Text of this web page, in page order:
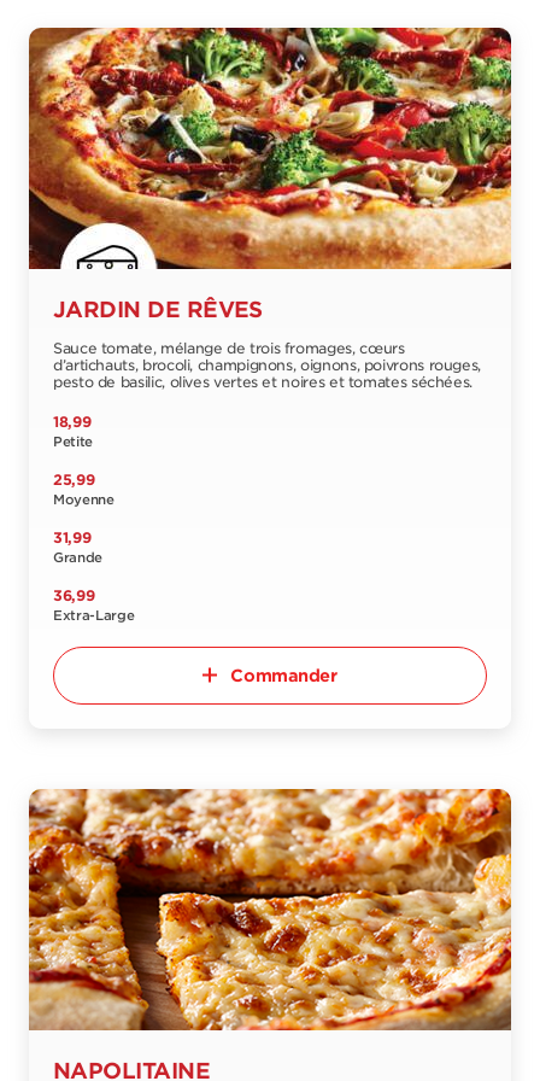
JARDIN DE RÊVES
Sauce tomate, mélange de trois fromages, cœurs
d’artichauts, brocoli, champignons, oignons, poivrons rouges,
pesto de basilic, olives vertes et noires et tomates séchées.
18,99
Petite
25,99
Moyenne
31,99
Grande
36,99
Extra-Large
Commander
NAPOLITAINE